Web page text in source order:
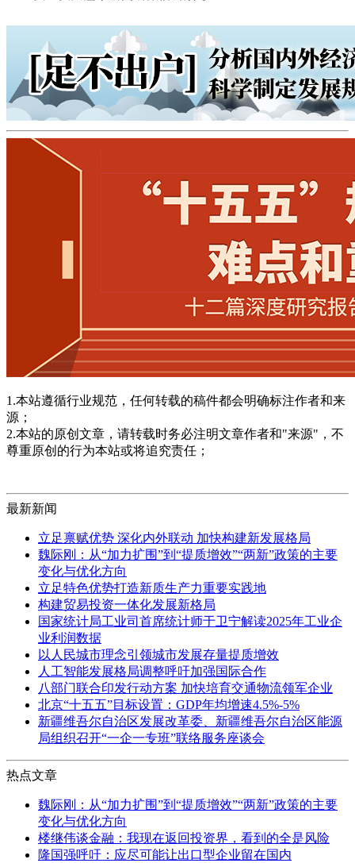
1.本站遵循行业规范，任何转载的稿件都会明确标注作者和来
源；
2.本站的原创文章，请转载时务必注明文章作者和"来源"，不
尊重原创的行为本站或将追究责任；
最新新闻
立足禀赋优势 深化内外联动 加快构建新发展格局
魏际刚：从“加力扩围”到“提质增效”“两新”政策的主要
变化与优化方向
立足特色优势打造新质生产力重要实践地
构建贸易投资一体化发展新格局
国家统计局工业司首席统计师于卫宁解读2025年工业企
业利润数据
以人民城市理念引领城市发展存量提质增效
人工智能发展格局调整呼吁加强国际合作
八部门联合印发行动方案 加快培育交通物流领军企业
北京“十五五”目标设置：GDP年均增速4.5%-5%
新疆维吾尔自治区发展改革委、新疆维吾尔自治区能源
局组织召开“一企一专班”联络服务座谈会
热点文章
魏际刚：从“加力扩围”到“提质增效”“两新”政策的主要
变化与优化方向
楼继伟谈金融：我现在返回投资界，看到的全是风险
隆国强呼吁：应尽可能让出口型企业留在国内